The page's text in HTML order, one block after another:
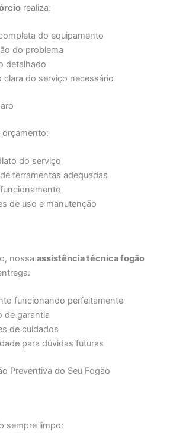
realiza:
do equipamento
do problema
detalhado
clara do serviço necessário
do serviço
ferramentas adequadas
de uso e manutenção
nossaassistência técnica fogão
funcionando perfeitamente
de garantia
de cuidados
para dúvidas futuras
Preventiva do Seu Fogão
sempre limpo: